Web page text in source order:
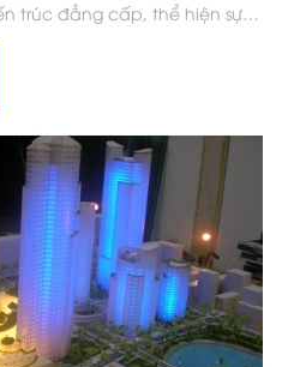
trúc đẳng cấp, thể hiện sự